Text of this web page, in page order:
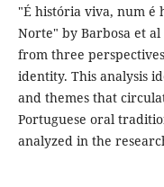
"É história viva, num
Norte" by Barbosa et
from three
identity. This analysis
and themes that
Portuguese oral
analyzed in the